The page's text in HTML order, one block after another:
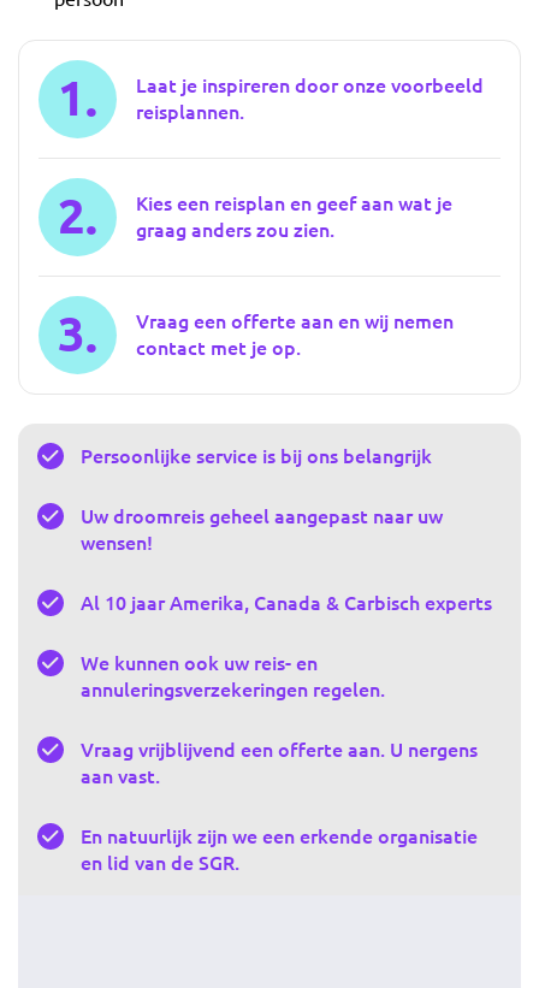
1.
Laat je inspireren door onze voorbeeld
reisplannen.
2.
Kies een reisplan en geef aan wat je
graag anders zou zien.
3.
Vraag een offerte aan en wij nemen
contact met je op.
Persoonlijke service is bij ons belangrijk
Uw droomreis geheel aangepast naar uw
wensen!
Al 10 jaar Amerika, Canada & Carbisch experts
We kunnen ook uw reis- en
annuleringsverzekeringen regelen.
Vraag vrijblijvend een offerte aan. U nergens
aan vast.
En natuurlijk zijn we een erkende organisatie
en lid van de SGR.